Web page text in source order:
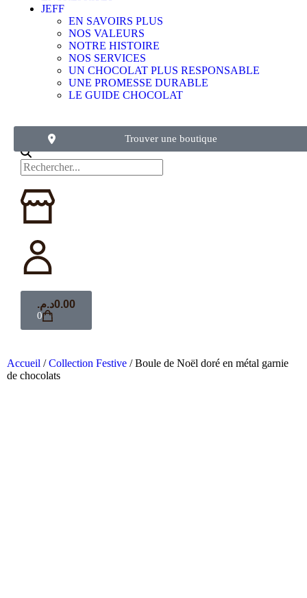
JEFF
EN SAVOIRS PLUS
NOS VALEURS
NOTRE HISTOIRE
NOS SERVICES
UN CHOCOLAT PLUS RESPONSABLE
UNE PROMESSE DURABLE
LE GUIDE CHOCOLAT
Trouver une boutique
0.00د.م.
0
Accueil /Collection Festive / Boule de Noël doré en métal garnie
de chocolats